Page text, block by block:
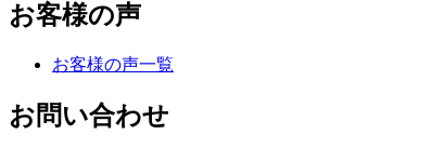
お客様の声
お客様の声一覧
お問い合わせ